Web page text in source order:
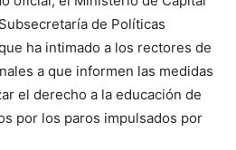
de Políticas
ha intimado a los rectores de
a que informen las medidas
el derecho a la educación de
por los paros impulsados por